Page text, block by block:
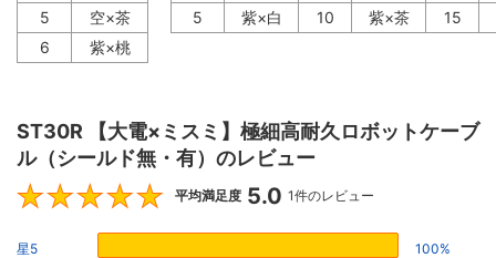
5
空×茶
6
紫×桃
5
紫×白 10 紫×茶 15
ST30R 【大電×ミスミ】極細高耐久ロボットケーブ
ル（シールド無・有）のレビュー
5
平均満足度 5.0 1件のレビュー
星5 100%